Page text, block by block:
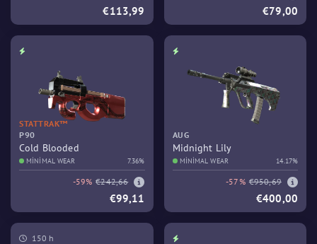
€113,99 €79,00
STATTRAK™
P90
Cold Blooded
MINIMAL WEAR 7.36%
-59% €242,66
€99,11
AUG
Midnight Lily
MINIMAL WEAR 14.17%
-57% €950,69
€400,00
150 h